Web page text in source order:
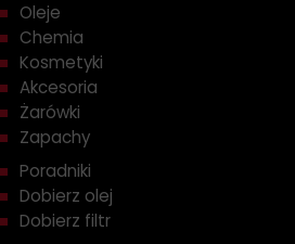
Oleje
Chemia
Kosmetyki
Akcesoria
Żarówki
Zapachy
Poradniki
Dobierz olej
Dobierz filtr